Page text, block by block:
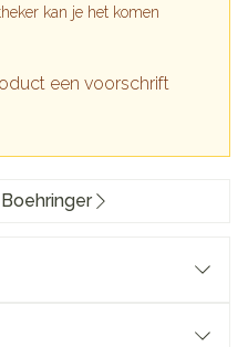
kan je het komen
een voorschrift